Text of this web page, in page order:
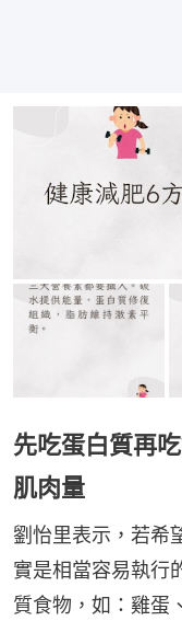
先吃蛋白質再
肌肉量
劉怡里表示，若希
實是相當容易執行
質食物，如：雞蛋